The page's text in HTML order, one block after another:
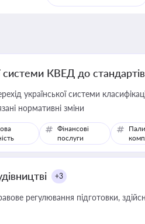
системи КВЕД до
української системи
нормативні зміни
Фінансові
послуги
+3
регулювання підготовки,